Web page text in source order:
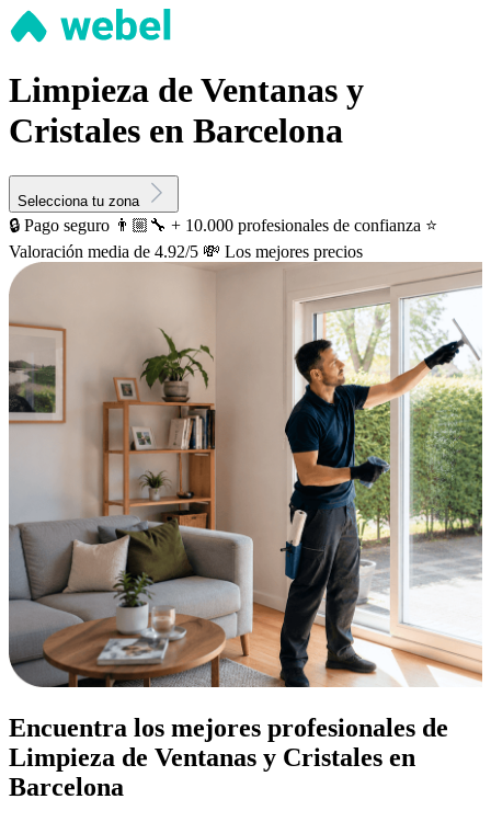
Limpieza de Ventanas y
Cristales en Barcelona
Selecciona tu zona
🔒 Pago seguro 👨🏼‍🔧 + 10.000 profesionales de confianza ⭐️
Valoración media de 4.92/5 💸 Los mejores precios
Encuentra los mejores profesionales de
Limpieza de Ventanas y Cristales en
Barcelona